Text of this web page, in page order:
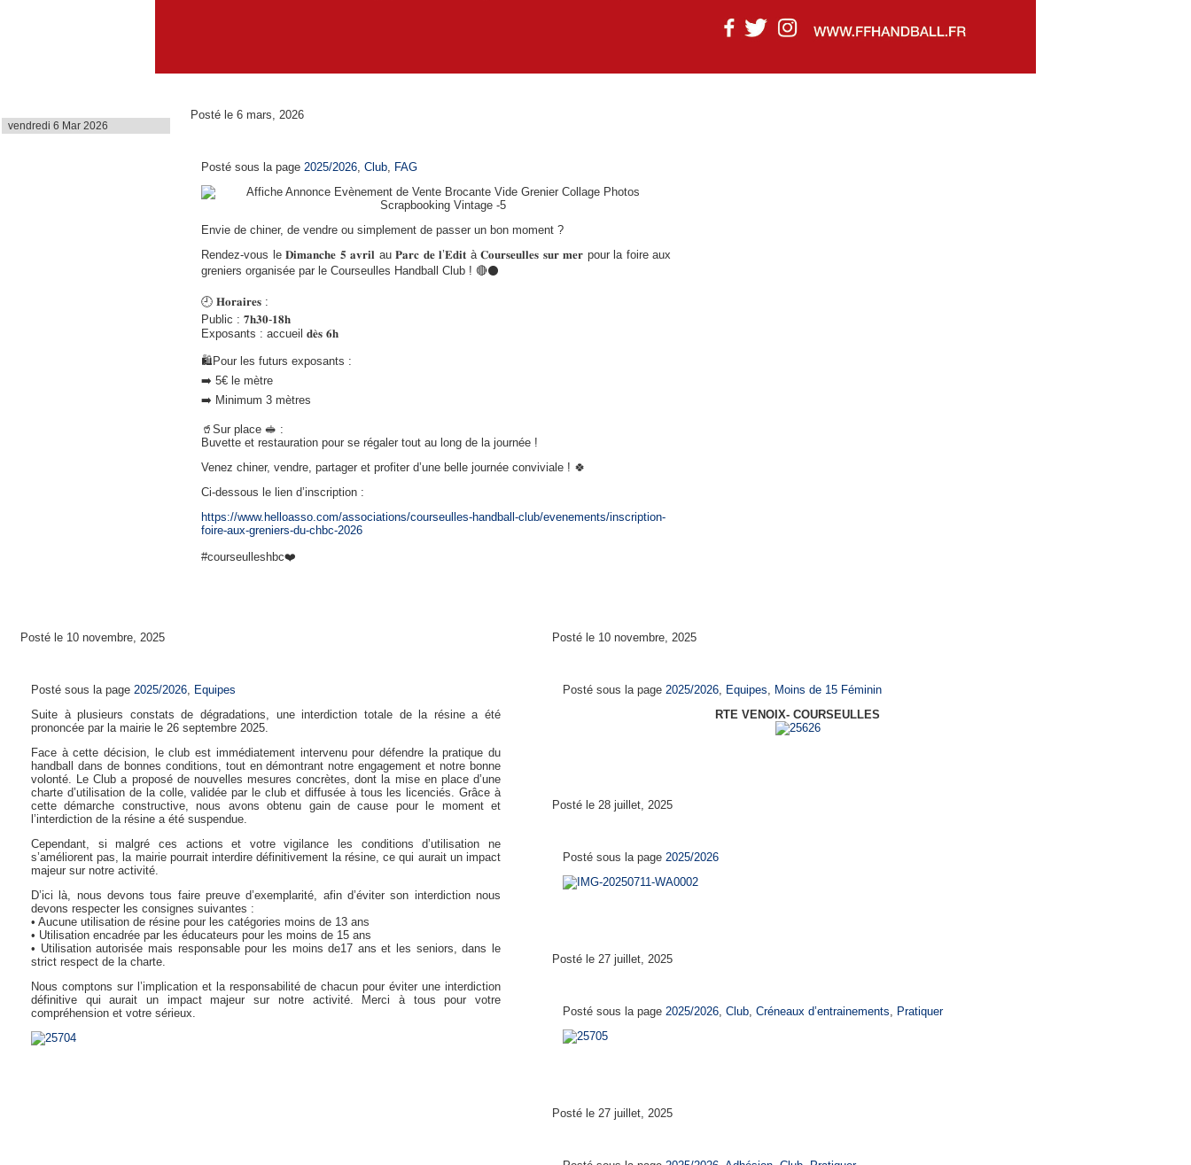
vendredi 6 Mar 2026
Posté le 6 mars, 2026
Posté sous la page 2025/2026, Club, FAG
Envie de chiner, de vendre ou simplement de passer un bon moment ?
Rendez-vous le 𝐃𝐢𝐦𝐚𝐧𝐜𝐡𝐞 𝟓 𝐚𝐯𝐫𝐢𝐥 au 𝐏𝐚𝐫𝐜 𝐝𝐞 𝐥’𝐄𝐝𝐢𝐭 à 𝐂𝐨𝐮𝐫𝐬𝐞𝐮𝐥𝐥𝐞𝐬 𝐬𝐮𝐫 𝐦𝐞𝐫 pour la foire aux
greniers organisée par le Courseulles Handball Club ! 🔴⚫️
🕘 𝐇𝐨𝐫𝐚𝐢𝐫𝐞𝐬 :
Public : 𝟕𝐡𝟑𝟎-𝟏𝟖𝐡
Exposants : accueil 𝐝𝐞̀𝐬 𝟔𝐡
🛍️Pour les futurs exposants :
➡️ 5€ le mètre
➡️ Minimum 3 mètres
🥤Sur place 🥪 :
Buvette et restauration pour se régaler tout au long de la journée !
Venez chiner, vendre, partager et profiter d’une belle journée conviviale ! 🍀
Ci-dessous le lien d’inscription :
https://www.helloasso.com/associations/courseulles-handball-club/evenements/inscription-
foire-aux-greniers-du-chbc-2026
#courseulleshbc❤️
Posté le 10 novembre, 2025
Posté sous la page 2025/2026, Equipes
Suite à plusieurs constats de dégradations, une interdiction totale de la résine a été
prononcée par la mairie le 26 septembre 2025.
Face à cette décision, le club est immédiatement intervenu pour défendre la pratique du
handball dans de bonnes conditions, tout en démontrant notre engagement et notre bonne
volonté. Le Club a proposé de nouvelles mesures concrètes, dont la mise en place d’une
charte d’utilisation de la colle, validée par le club et diffusée à tous les licenciés. Grâce à
cette démarche constructive, nous avons obtenu gain de cause pour le moment et
l’interdiction de la résine a été suspendue.
Cependant, si malgré ces actions et votre vigilance les conditions d’utilisation ne
s’améliorent pas, la mairie pourrait interdire définitivement la résine, ce qui aurait un impact
majeur sur notre activité.
D’ici là, nous devons tous faire preuve d’exemplarité, afin d’éviter son interdiction nous
devons respecter les consignes suivantes :
• Aucune utilisation de résine pour les catégories moins de 13 ans
• Utilisation encadrée par les éducateurs pour les moins de 15 ans
• Utilisation autorisée mais responsable pour les moins de17 ans et les seniors, dans le
strict respect de la charte.
Nous comptons sur l’implication et la responsabilité de chacun pour éviter une interdiction
définitive qui aurait un impact majeur sur notre activité. Merci à tous pour votre
compréhension et votre sérieux.
Posté le 10 novembre, 2025
Posté sous la page 2025/2026, Equipes, Moins de 15 Féminin
RTE VENOIX- COURSEULLES
Posté le 28 juillet, 2025
Posté sous la page 2025/2026
Posté le 27 juillet, 2025
Posté sous la page 2025/2026, Club, Créneaux d’entrainements, Pratiquer
Posté le 27 juillet, 2025